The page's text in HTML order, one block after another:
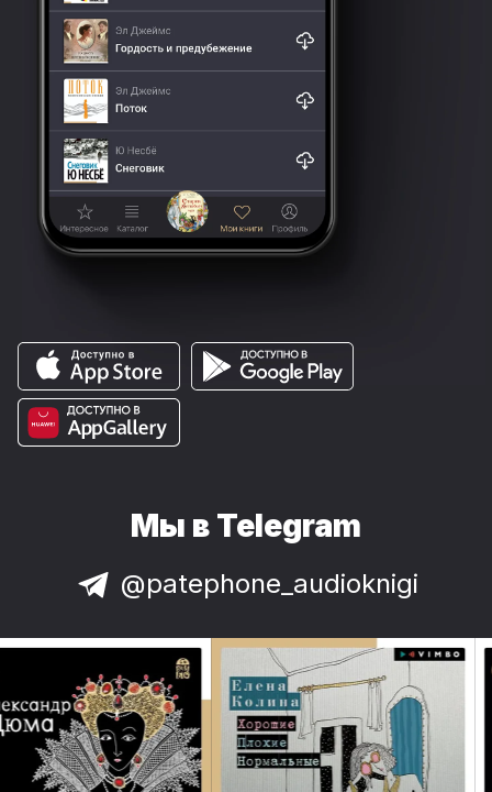
Мы в Telegram
@patephone_audioknigi